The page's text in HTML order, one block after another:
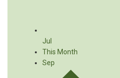
Jul
This Month
Sep